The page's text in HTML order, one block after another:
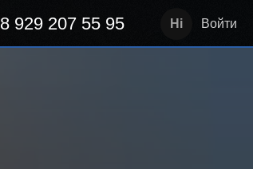
8 929 207 55 95 Войти